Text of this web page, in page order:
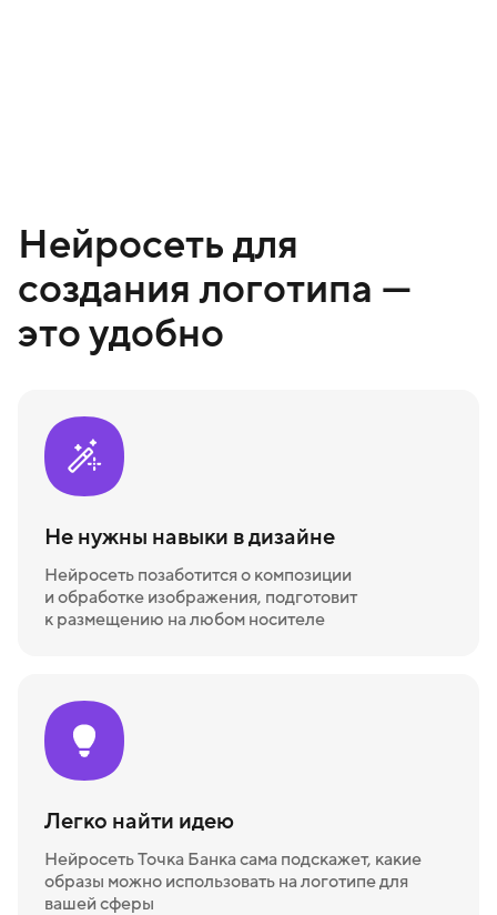
Нейросеть для
создания логотипа —
это удобно
Не нужны навыки в дизайне
Нейросеть позаботится о композиции
и обработке изображения, подготовит
к размещению на любом носителе
Легко найти идею
Нейросеть Точка Банка сама подскажет, какие
образы можно использовать на логотипе для
вашей сферы